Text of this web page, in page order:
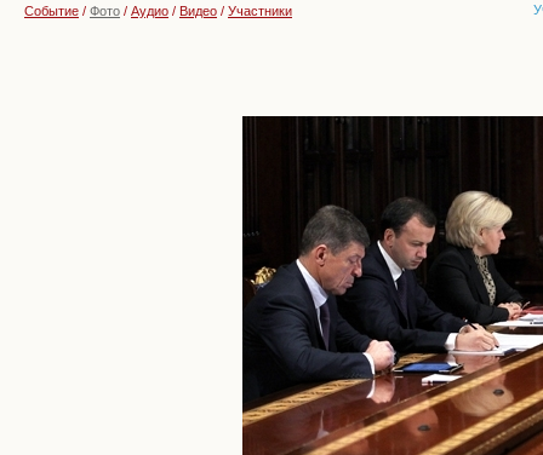
Событие / Фото / Аудио / Видео / Участники